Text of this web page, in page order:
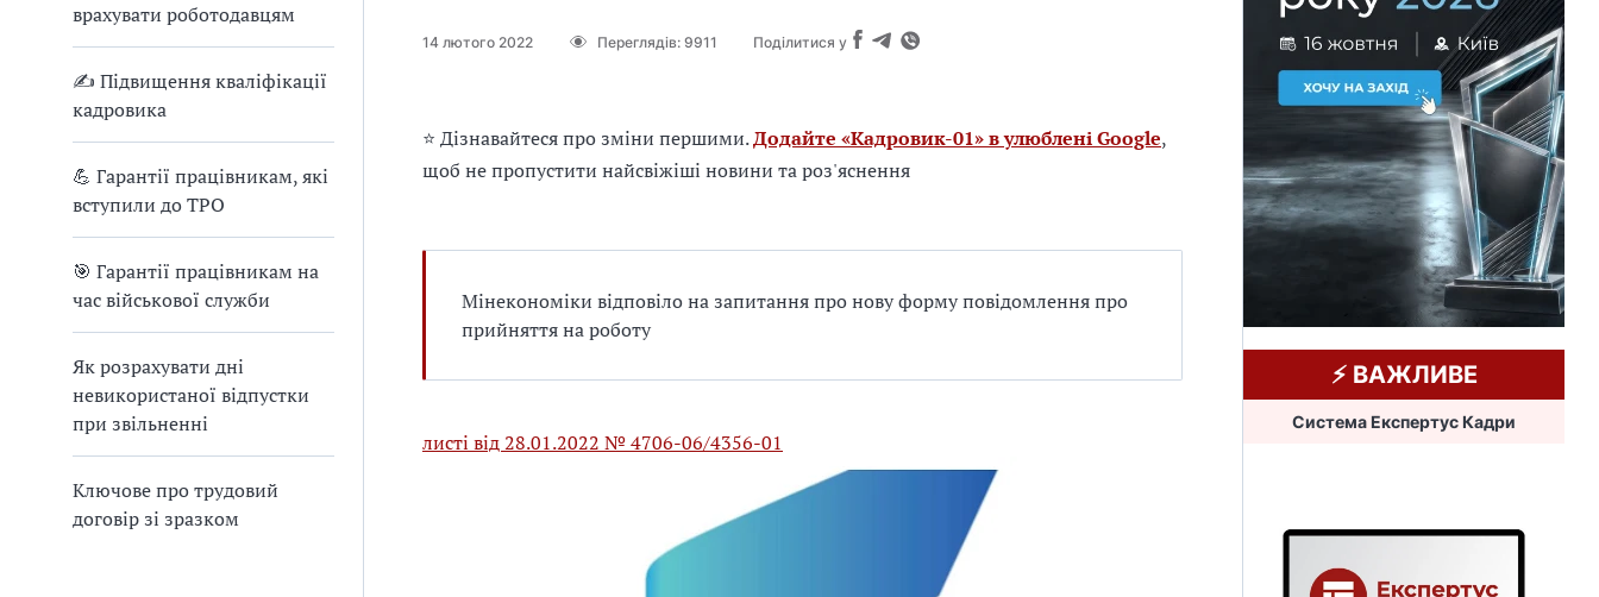
врахувати роботодавцям
✍ Підвищення кваліфікації
кадровика
💪 Гарантії працівникам, які
вступили до ТРО
🎯 Гарантії працівникам на
час військової служби
Як розрахувати дні
невикористаної відпустки
при звільненні
Ключове про трудовий
договір зі зразком
14 лютого 2022 Переглядів: 9911 Поділитися у
⭐ Дізнавайтеся про зміни першими.Додайте «Кадровик-01» в улюблені Google,
щоб не пропустити найсвіжіші новини та роз'яснення
Мінекономіки відповіло на запитання про нову форму повідомлення про
прийняття на роботу
листі від 28.01.2022 № 4706-06/4356-01
⚡️ ВАЖЛИВЕ
Система Експертус Кадри